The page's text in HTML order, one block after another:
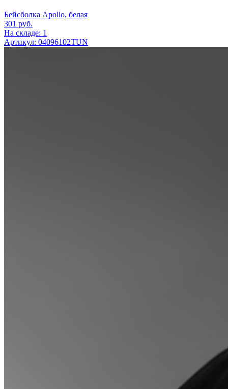
Бейсболка Apollo, белая
301 руб.
На складе: 1
Артикул: 04096102TUN